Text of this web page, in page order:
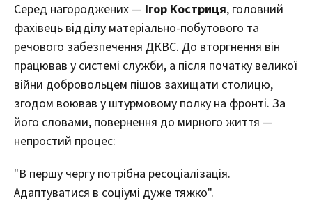
Серед нагороджених — Ігор Костриця, головний
фахівець відділу матеріально-побутового та
речового забезпечення ДКВС. До вторгнення він
працював у системі служби, а після початку великої
війни добровольцем пішов захищати столицю,
згодом воював у штурмовому полку на фронті. За
його словами, повернення до мирного життя —
непростий процес:
"В першу чергу потрібна ресоціалізація.
Адаптуватися в соціумі дуже тяжко".